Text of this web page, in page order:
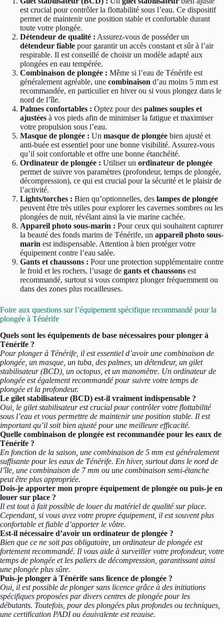
est crucial pour contrôler la flottabilité sous l’eau. Ce dispositif
permet de maintenir une position stable et confortable durant
toute votre plongée.
Détendeur de qualité : Assurez-vous de posséder un
détendeur fiable pour garantir un accès constant et sûr à l’air
respirable. Il est conseillé de choisir un modèle adapté aux
plongées en eau tempérée.
Combinaison de plongée : Même si l’eau de Ténérife est
généralement agréable, une combinaison d’au moins 5 mm est
recommandée, en particulier en hiver ou si vous plongez dans le
nord de l’île.
Palmes confortables : Optez pour des palmes souples et
ajustées à vos pieds afin de minimiser la fatigue et maximiser
votre propulsion sous l’eau.
Masque de plongée : Un masque de plongée bien ajusté et
anti-buée est essentiel pour une bonne visibilité. Assurez-vous
qu’il soit confortable et offre une bonne étanchéité.
Ordinateur de plongée : Utiliser un ordinateur de plongée
permet de suivre vos paramètres (profondeur, temps de plongée,
décompression), ce qui est crucial pour la sécurité et le plaisir de
l’activité.
Lights/torches : Bien qu’optionnelles, des lampes de plongée
peuvent être très utiles pour explorer les cavernes sombres ou les
plongées de nuit, révélant ainsi la vie marine cachée.
Appareil photo sous-marin : Pour ceux qui souhaitent capturer
la beauté des fonds marins de Ténérife, un appareil photo sous-
marin est indispensable. Attention à bien protéger votre
équipement contre l’eau salée.
Gants et chaussons : Pour une protection supplémentaire contre
le froid et les rochers, l’usage de gants et chaussons est
recommandé, surtout si vous comptez plonger fréquemment ou
dans des zones plus rocailleuses.
Foire aux questions sur l’équipement spécifique recommandé pour la
plongée à Ténérife
Quels sont les équipements de base nécessaires pour plonger à
Ténérife ?
Pour plonger à Ténérife, il est essentiel d’avoir une combinaison de
plongée, un masque, un tuba, des palmes, un détendeur, un gilet
stabilisateur (BCD), un octopus, et un manomètre. Un ordinateur de
plongée est également recommandé pour suivre votre temps de
plongée et la profondeur.
Le gilet stabilisateur (BCD) est-il vraiment indispensable ?
Oui, le gilet stabilisateur est crucial pour contrôler votre flottabilité
sous l’eau et vous permettre de maintenir une position stable. Il est
important qu’il soit bien ajusté pour une meilleure efficacité.
Quelle combinaison de plongée est recommandée pour les eaux de
Ténérife ?
En fonction de la saison, une combinaison de 5 mm est généralement
suffisante pour les eaux de Ténérife. En hiver, surtout dans le nord de
l’île, une combinaison de 7 mm ou une combinaison semi-étanche
peut être plus appropriée.
Dois-je apporter mon propre équipement de plongée ou puis-je en
louer sur place ?
Il est tout à fait possible de louer du matériel de qualité sur place.
Cependant, si vous avez votre propre équipement, il est souvent plus
confortable et fiable d’apporter le vôtre.
Est-il nécessaire d’avoir un ordinateur de plongée ?
Bien que ce ne soit pas obligatoire, un ordinateur de plongée est
fortement recommandé. Il vous aide à surveiller votre profondeur, votre
temps de plongée et les paliers de décompression, garantissant ainsi
une plongée plus sûre.
Puis-je plonger à Ténérife sans licence de plongée ?
Oui, il est possible de plonger sans licence grâce à des initiations
spécifiques proposées par divers centres de plongée pour les
débutants. Toutefois, pour des plongées plus profondes ou techniques,
une certification PADI ou équivalente est requise.